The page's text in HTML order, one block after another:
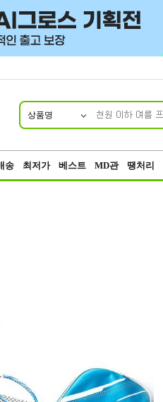
상품명
송 최저가 베스트 MD관 땡처리